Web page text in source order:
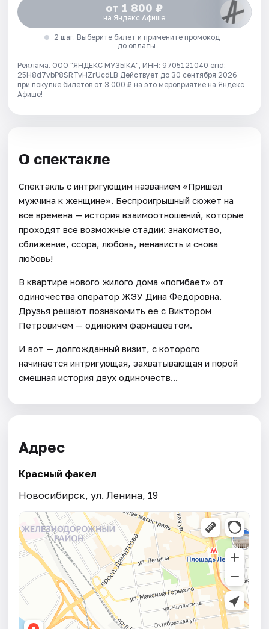
от 1 800 ₽
на Яндекс Афише
2 шаг. Выберите билет и примените промокод
до оплаты
Реклама. ООО "ЯНДЕКС МУЗЫКА", ИНН: 9705121040 erid:
25H8d7vbP8SRTvHZrUcdLB Действует до 30 сентября 2026
при покупке билетов от 3 000 ₽ на это мероприятие на Яндекс
Афише!
О спектакле
Спектакль с интригующим названием «Пришел
мужчина к женщине». Беспроигрышный сюжет на
все времена — история взаимоотношений, которые
проходят все возможные стадии: знакомство,
сближение, ссора, любовь, ненависть и снова
любовь!
В квартире нового жилого дома «погибает» от
одиночества оператор ЖЭУ Дина Федоровна.
Друзья решают познакомить ее с Виктором
Петровичем — одиноким фармацевтом.
И вот — долгожданный визит, с которого
начинается интригующая, захватывающая и порой
смешная история двух одиночеств...
Адрес
Красный факел
Новосибирск, ул. Ленина, 19